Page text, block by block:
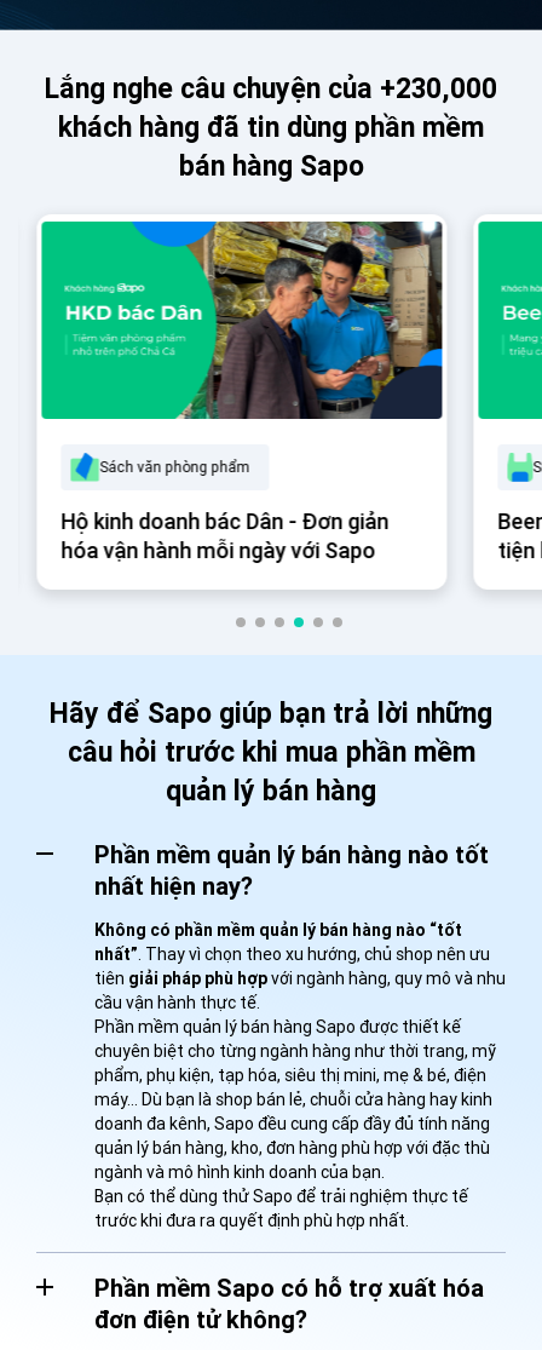
Lắng nghe câu chuyện của +230,000
khách hàng đã tin dùng phần mềm
bán hàng Sapo
Sách văn phòng phẩm
Hộ kinh doanh bác Dân - Đơn giản
hóa vận hành mỗi ngày với Sapo
tiện
Hãy để Sapo giúp bạn trả lời những
câu hỏi trước khi mua phần mềm
quản lý bán hàng
Phần mềm quản lý bán hàng nào tốt
nhất hiện nay?
Không có phần mềm quản lý bán hàng nào “tốt
nhất”. Thay vì chọn theo xu hướng, chủ shop nên ưu
tiên giải pháp phù hợpvới ngành hàng, quy mô và nhu
cầu vận hành thực tế.
Phần mềm quản lý bán hàng Sapo được thiết kế
chuyên biệt cho từng ngành hàng như thời trang, mỹ
phẩm, phụ kiện, tạp hóa, siêu thị mini, mẹ & bé, điện
máy… Dù bạn là shop bán lẻ, chuỗi cửa hàng hay kinh
doanh đa kênh, Sapo đều cung cấp đầy đủ tính năng
quản lý bán hàng, kho, đơn hàng phù hợp với đặc thù
ngành và mô hình kinh doanh của bạn.
Bạn có thể dùng thử Sapo để trải nghiệm thực tế
trước khi đưa ra quyết định phù hợp nhất.
Phần mềm Sapo có hỗ trợ xuất hóa
đơn điện tử không?